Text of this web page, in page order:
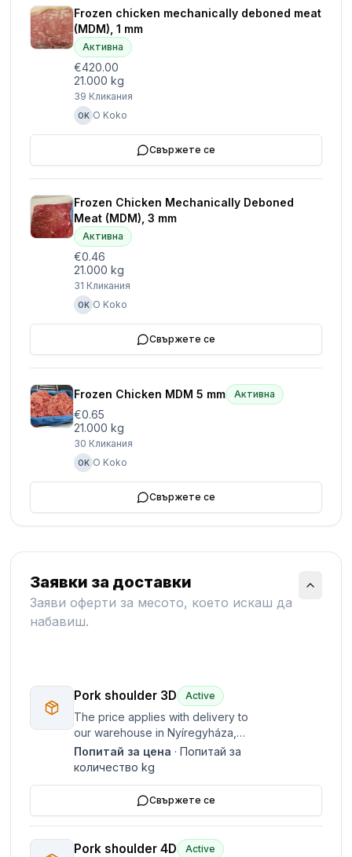
Frozen chicken mechanically deboned meat
(MDM), 1 mm
Активна
€420.00
21.000 kg
39 Кликания
OK O Koko
Свържете се
Frozen Chicken Mechanically Deboned
Meat (MDM), 3 mm
Активна
€0.46
21.000 kg
31 Кликания
OK O Koko
Свържете се
Frozen Chicken MDM 5 mm Активна
€0.65
21.000 kg
30 Кликания
OK O Koko
Свържете се
Заявки за доставки
Заяви оферти за месото, което искаш да
набавиш.
Pork shoulder 3D Active
The price applies with delivery to
our warehouse in Nyíregyháza,
Hungary. Please contact us if you
wish to negotiate payment terms
certificates and information on
Попитай за цена ·Попитай за
количество kg
Свържете се
Pork shoulder 4D Active